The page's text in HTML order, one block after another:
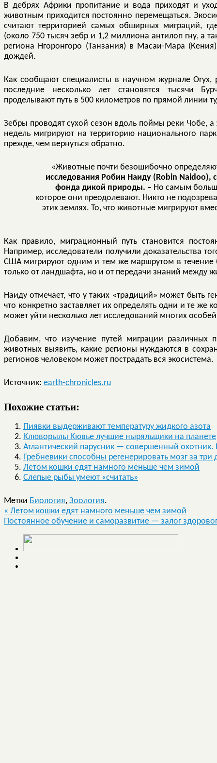
В дебрях Африки пропитание и вода приходят и
животным приходится постоянно перемещаться.
считают территорией самых обширных миграций,
(около 750 тысяч зебр и 1,2 миллиона антилоп гну, а
региона Нгоронгоро (Танзания) в Масаи-Мара
дождей.
Как сообщают специалисты в научном журнале
последние несколько лет становятся тысячи
проделывают путь в 500 километров по прямой линии
Зебры проводят сухой сезон вдоль поймы реки Чобе,
недель мигрируют на территорию национального
прежде, чем вернуться обратно.
«Животные почти безошибочно
исследования Робин Наиду (Robin Naidoo),
фонда дикой природы. – Но самым
которое они преодолевают. Никто не
этих землях. То, что животные мигрируют
Как правило, миграционный путь становится
Например, исследователи получили доказательства
США мигрируют одним и тем же маршрутом в течение
только от ландшафта, но и от передачи знаний между
Наиду отмечает, что у таких «традиций» может быть
что конкретно заставляет их определять одни и те же
может уйти несколько лет исследований многих
Добавим, что изучение путей миграции различных
животных выявить, какие регионы нуждаются в
регионов человеком может пострадать вся экосистема.
Источник: earth-chronicles.ru
Похожие статьи:
Пиявки выдерживают температуру жидкого азота
Клюворылы Кювье лучшие ныряльщики на планете
Атлантический парусник — совершенный охотник.
Гребневики способны регенерировать мозг за три
Летом кошки едят намного меньше чем зимой
Слепые рыбы умеют «считать»
Метки Биология, Зоология.
« Летом кошки едят намного меньше чем зимой
Постоянное обучение и саморазвитие — залог